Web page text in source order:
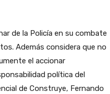
de la Policía en su combate
Además considera que no
el accionar
política del
de Construye, Fernando